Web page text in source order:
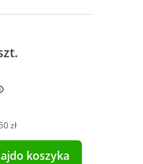
zł
do koszyka